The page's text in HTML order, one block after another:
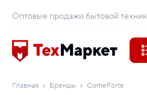
Оптовые продажи бытовой
Главная Бренды ComeForte